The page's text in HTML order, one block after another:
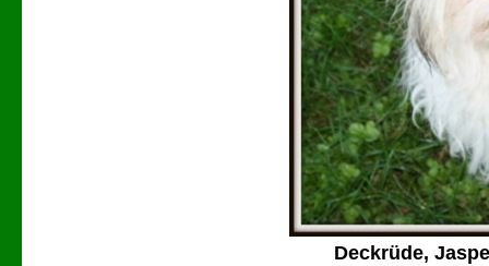
Deckrüde,